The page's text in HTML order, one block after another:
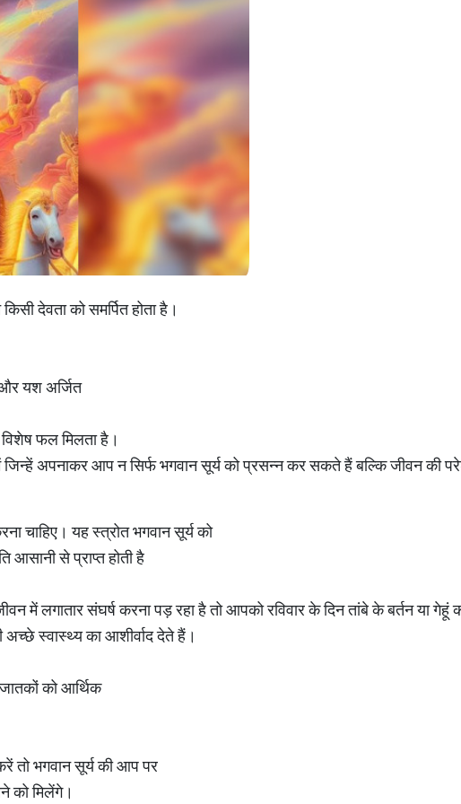
देवता को समर्पित होता है।
और यश अर्जित
विशेष फल मिलता है।
अपनाकर आप न सिर्फ भगवान सूर्य को प्रसन्न कर सकते हैं बल्कि जीवन की
चाहिए। यह स्त्रोत भगवान सूर्य को
से प्राप्त होती है
लगातार संघर्ष करना पड़ रहा है तो आपको रविवार के दिन तांबे के बर्तन या गेहूं
स्वास्थ्य का आशीर्वाद देते हैं।
को आर्थिक
तो भगवान सूर्य की आप पर
को मिलेंगे।